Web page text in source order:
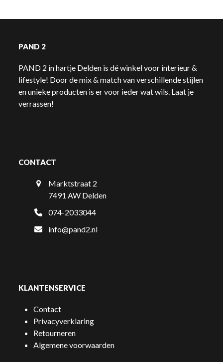
PAND 2
PAND 2 in hartje Delden is dé winkel voor interieur &
lifestyle! Door de mix & match van verschillende stijlen
en unieke producten is er voor ieder wat wils. Laat je
verrassen!
CONTACT
Marktstraat 2
7491 AW Delden
074-2033044
info@pand2.nl
KLANTENSERVICE
Contact
Privacyverklaring
Retourneren
Algemene voorwaarden